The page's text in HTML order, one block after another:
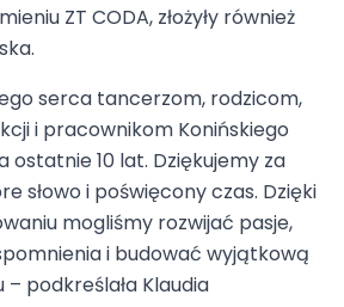
ZT CODA, złożyły również
serca tancerzom, rodzicom,
i pracownikom Konińskiego
ostatnie 10 lat. Dziękujemy za
słowo i poświęcony czas. Dzięki
mogliśmy rozwijać pasje,
i budować wyjątkową
podkreślała Klaudia